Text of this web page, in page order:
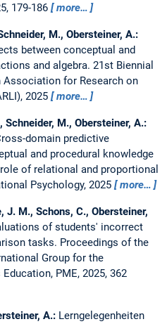
179-186
more…
M., Obersteiner, A.:
between conceptual and
and algebra. 21st Biennial
Association for Research on
2025
more…
Schneider, M., Obersteiner, A.:
domain predictive
and procedural knowledge
of relational and proportional
Psychology, 2025 more…
J. M., Schons, C., Obersteiner,
of students' incorrect
tasks. Proceedings of the
Group for the
PME, 2025, 362
A.: Lerngelegenheiten